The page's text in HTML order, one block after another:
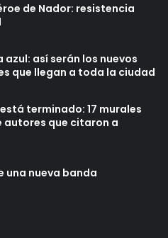
de Nador: resistencia
así serán los nuevos
que llegan a toda la ciudad
terminado: 17 murales
autores que citaron a
una nueva banda